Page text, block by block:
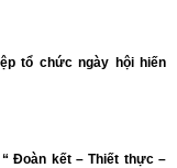
tổ chức ngày hội hiến
Đoàn kết – Thiết thực –